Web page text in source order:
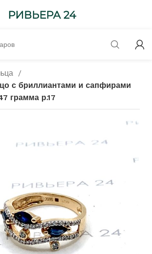
с бриллиантами и сапфирами
грамма р.17